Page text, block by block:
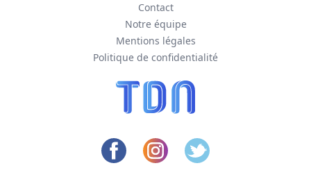
Contact
Notre équipe
Mentions légales
Politique de confidentialité